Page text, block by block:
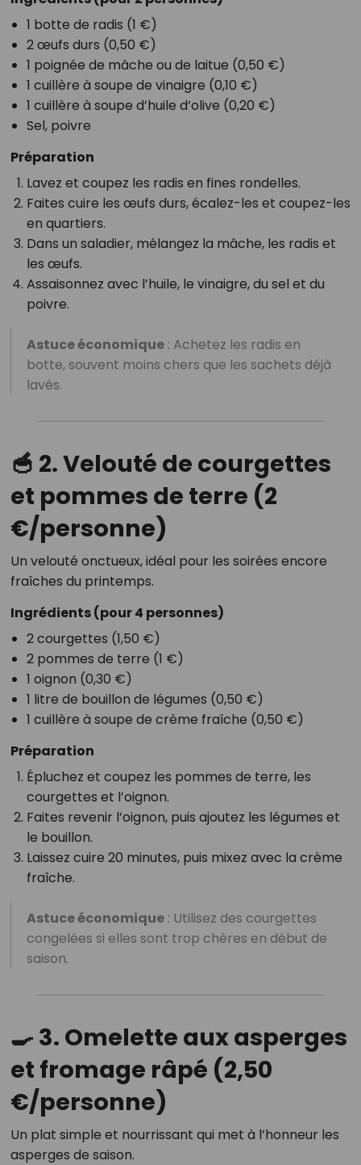
1 botte de radis (1 €)
2 œufs durs (0,50 €)
1 poignée de mâche ou de laitue (0,50 €)
1 cuillère à soupe de vinaigre (0,10 €)
1 cuillère à soupe d’huile d’olive (0,20 €)
Sel, poivre
Préparation
Lavez et coupez les radis en fines rondelles.
Faites cuire les œufs durs, écalez-les et coupez-les
en quartiers.
Dans un saladier, mélangez la mâche, les radis et
les œufs.
Assaisonnez avec l’huile, le vinaigre, du sel et du
poivre.
Astuce économique: Achetez les radis en
botte, souvent moins chers que les sachets déjà
lavés.
🥣 2. Velouté de courgettes
et pommes de terre (2
€/personne)
Un velouté onctueux, idéal pour les soirées encore
fraîches du printemps.
Ingrédients(pour 4 personnes)
2 courgettes (1,50 €)
2 pommes de terre (1 €)
1 oignon (0,30 €)
1 litre de bouillon de légumes (0,50 €)
1 cuillère à soupe de crème fraîche (0,50 €)
Préparation
Épluchez et coupez les pommes de terre, les
courgettes et l’oignon.
Faites revenir l’oignon, puis ajoutez les légumes et
le bouillon.
Laissez cuire 20 minutes, puis mixez avec la crème
fraîche.
Astuce économique: Utilisez des courgettes
congelées si elles sont trop chères en début de
saison.
🍳 3. Omelette aux asperges
et fromage râpé (2,50
€/personne)
Un plat simple et nourrissant qui met à l’honneur les
asperges de saison.